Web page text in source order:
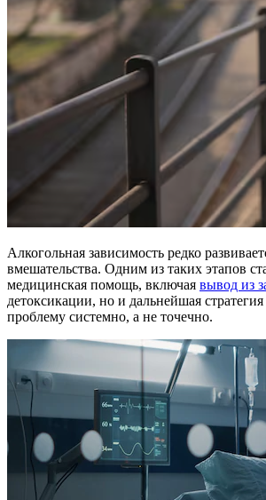
Алкогольная зависимость редко
вмешательства. Одним из таких этапов
медицинская помощь, включая вывод из
детоксикации, но и дальнейшая
проблему системно, а не точечно.